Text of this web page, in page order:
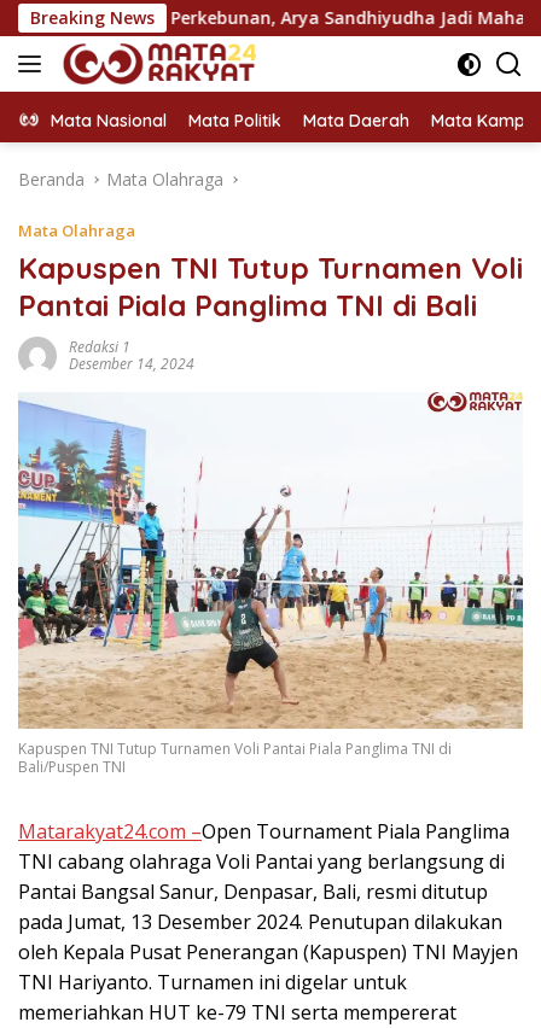
Langsung
ke
konten
Breaking News
Perkebunan, Arya Sandhiyudha Jadi Mahasiswa
Mata Nasional Mata Politik Mata Daerah Mata
Beranda Mata Olahraga
Mata Olahraga
Kapuspen TNI Tutup Turnamen Voli
Pantai Piala Panglima TNI di Bali
Redaksi 1
Desember 14, 2024
Kapuspen TNI Tutup Turnamen Voli Pantai Piala Panglima TNI di
Bali/Puspen TNI
Matarakyat24.com –Open Tournament Piala Panglima
TNI cabang olahraga Voli Pantai yang berlangsung di
Pantai Bangsal Sanur, Denpasar, Bali, resmi ditutup
pada Jumat, 13 Desember 2024. Penutupan dilakukan
oleh Kepala Pusat Penerangan (Kapuspen) TNI Mayjen
TNI Hariyanto. Turnamen ini digelar untuk
memeriahkan HUT ke-79 TNI serta mempererat